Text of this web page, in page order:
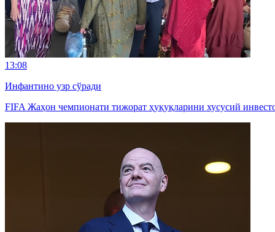
13:08
Инфантино узр сўради
FIFA Жаҳон чемпионати тижорат ҳуқуқларини хусусий